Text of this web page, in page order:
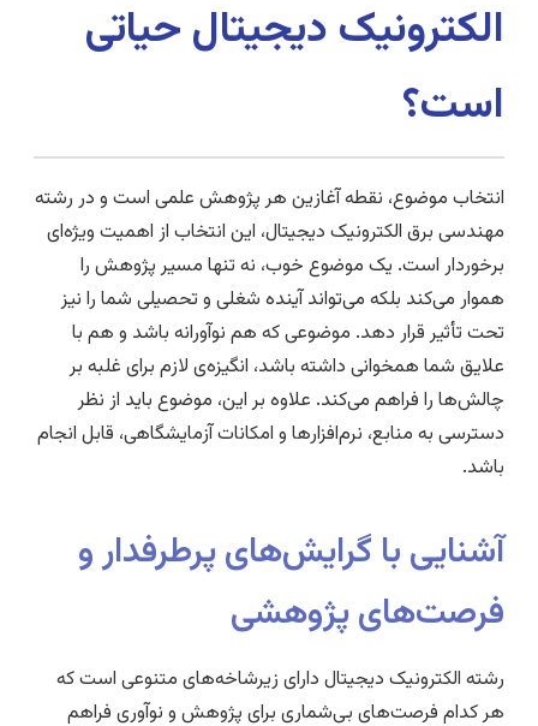
الکترونیک دیجیتال حیاتی
است؟
انتخاب موضوع، نقطه آغازین هر پژوهش علمی است و در رشته
مهندسی برق الکترونیک دیجیتال، این انتخاب از اهمیت ویژه‌ای
برخوردار است. یک موضوع خوب، نه تنها مسیر پژوهش را
هموار می‌کند بلکه می‌تواند آینده شغلی و تحصیلی شما را نیز
تحت تأثیر قرار دهد. موضوعی که هم نوآورانه باشد و هم با
علایق شما همخوانی داشته باشد، انگیزه‌ی لازم برای غلبه بر
چالش‌ها را فراهم می‌کند. علاوه بر این، موضوع باید از نظر
دسترسی به منابع، نرم‌افزارها و امکانات آزمایشگاهی، قابل انجام
باشد.
آشنایی با گرایش‌های پرطرفدار و
فرصت‌های پژوهشی
رشته الکترونیک دیجیتال دارای زیرشاخه‌های متنوعی است که
هر کدام فرصت‌های بی‌شماری برای پژوهش و نوآوری فراهم